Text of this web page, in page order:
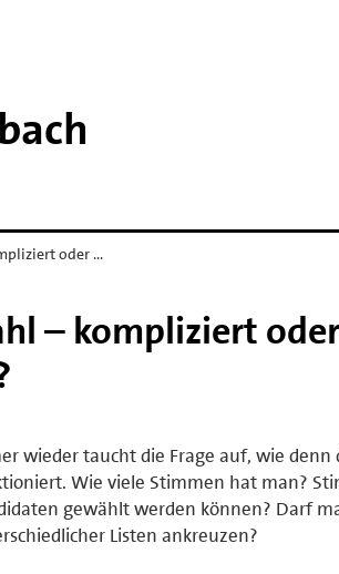
oder …
– kompliziert oder
wieder taucht die Frage auf, wie
Wie viele Stimmen hat man?
gewählt werden können? Darf
Listen ankreuzen?